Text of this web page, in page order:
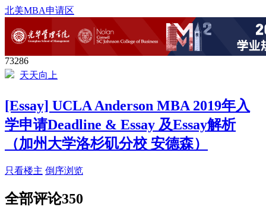
北美MBA申请区
73286
天天向上
[Essay] UCLA Anderson MBA 2019年入
学申请Deadline & Essay 及Essay解析
（加州大学洛杉矶分校 安德森）
只看楼主 倒序浏览
全部评论350